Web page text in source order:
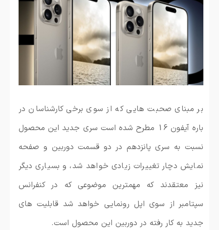
بر مبنای صحبت هایی که از سوی برخی کارشناسان در
باره آیفون 16 مطرح شده است سری جدید این محصول
نسبت به سری پانزدهم در دو قسمت دوربین و صفحه
نمایش دچار تغییرات زیادی خواهد شد، و بسیاری دیگر
نیز معتقدند که مهمترین موضوعی که در کنفرانس
سپتامبر از سوی اپل رونمایی خواهد شد قابلیت های
جدید به کار رفته در دوربین این محصول است.